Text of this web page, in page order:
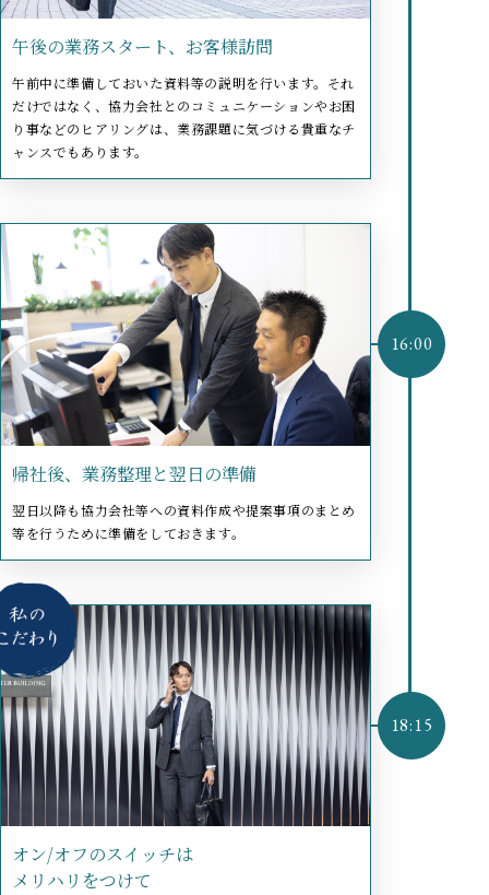
午後の業務スタート、お客様訪問
午前中に準備しておいた資料等の説明を行います。それ
だけではなく、協力会社とのコミュニケーションやお困
り事などのヒアリングは、業務課題に気づける貴重なチ
ャンスでもあります。
帰社後、業務整理と翌日の準備
翌日以降も協力会社等への資料作成や提案事項のまとめ
等を行うために準備をしておきます。
オン/オフのスイッチは
メリハリをつけて